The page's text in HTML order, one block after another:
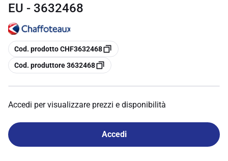
EU - 3632468
copia
Cod. prodotto CHF3632468
copia
Cod. produttore 3632468
Accedi per visualizzare prezzi e disponibilità
Accedi